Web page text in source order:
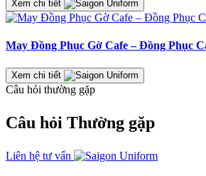
Xem chi tiết
May Đồng Phục Gờ Cafe – Đồng Phục
Xem chi tiết
Câu hỏi thường gặp
Câu hỏi Thường gặp
Liên hệ tư vấn